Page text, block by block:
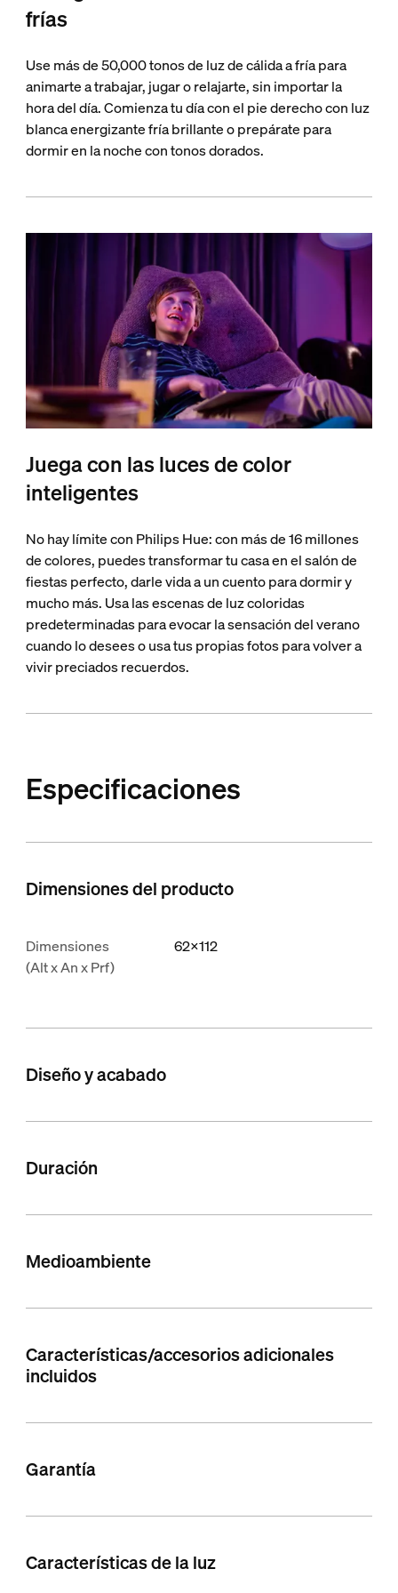
frías
Use más de 50,000 tonos de luz de cálida a fría para
animarte a trabajar, jugar o relajarte, sin importar la
hora del día. Comienza tu día con el pie derecho con luz
blanca energizante fría brillante o prepárate para
dormir en la noche con tonos dorados.
Juega con las luces de color
inteligentes
No hay límite con Philips Hue: con más de 16 millones
de colores, puedes transformar tu casa en el salón de
fiestas perfecto, darle vida a un cuento para dormir y
mucho más. Usa las escenas de luz coloridas
predeterminadas para evocar la sensación del verano
cuando lo desees o usa tus propias fotos para volver a
vivir preciados recuerdos.
Especificaciones
Dimensiones del producto
Dimensiones
(Alt x An x Prf)
62x112
Diseño y acabado
Duración
Medioambiente
Características/accesorios adicionales
incluidos
Garantía
Características de la luz